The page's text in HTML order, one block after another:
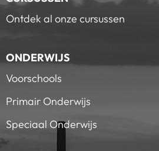
Ontdek al onze cursussen
ONDERWIJS
Voorschools
Primair Onderwijs
Speciaal Onderwijs